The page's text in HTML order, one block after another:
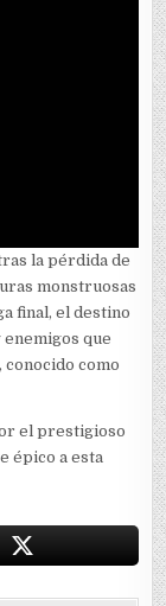
la pérdida de
monstruosas
final, el destino
que
como
el prestigioso
épico a esta